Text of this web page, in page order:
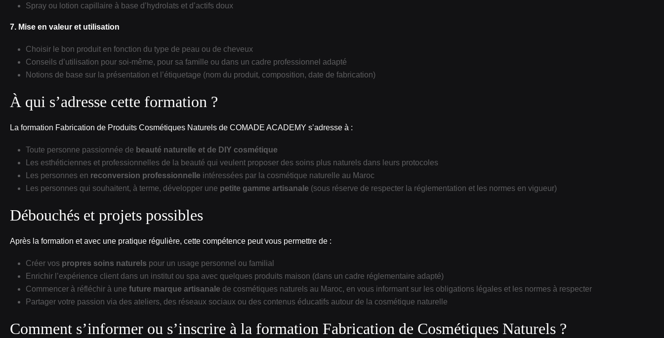
Spray ou lotion capillaire à base d’hydrolats et d’actifs doux
7. Mise en valeur et utilisation
Choisir le bon produit en fonction du type de peau ou de cheveux
Conseils d’utilisation pour soi‑même, pour sa famille ou dans un cadre professionnel adapté
Notions de base sur la présentation et l’étiquetage (nom du produit, composition, date de fabrication)
À qui s’adresse cette formation ?
La formation Fabrication de Produits Cosmétiques Naturels de COMADE ACADEMY s’adresse à :
Toute personne passionnée de beauté naturelle et de DIY cosmétique
Les esthéticiennes et professionnelles de la beauté qui veulent proposer des soins plus naturels dans leurs protocoles
Les personnes en reconversion professionnelle intéressées par la cosmétique naturelle au Maroc
Les personnes qui souhaitent, à terme, développer une petite gamme artisanale (sous réserve de respecter la réglementation et les normes en vigueur)
Débouchés et projets possibles
Après la formation et avec une pratique régulière, cette compétence peut vous permettre de :
Créer vos propres soins naturels pour un usage personnel ou familial
Enrichir l’expérience client dans un institut ou spa avec quelques produits maison (dans un cadre réglementaire adapté)
Commencer à réfléchir à une future marque artisanale de cosmétiques naturels au Maroc, en vous informant sur les obligations légales et les normes à respecter
Partager votre passion via des ateliers, des réseaux sociaux ou des contenus éducatifs autour de la cosmétique naturelle
Comment s’informer ou s’inscrire à la formation Fabrication de Cosmétiques Naturels ?